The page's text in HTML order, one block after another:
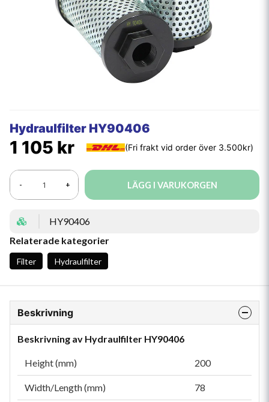
Hydraulfilter HY90406
1 105 kr
- + LÄGG I VARUKORGEN
HY90406
Relaterade kategorier
Filter Hydraulfilter
Beskrivning
Beskrivning av Hydraulfilter HY90406
Height (mm) 200
Width/Length (mm) 78